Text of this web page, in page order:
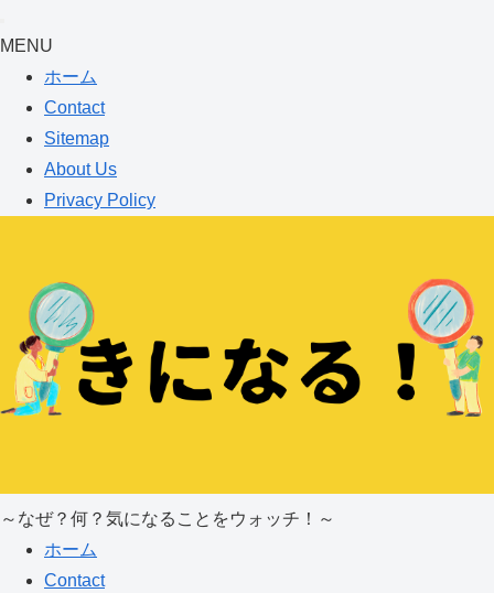
MENU
ホーム
Contact
Sitemap
About Us
Privacy Policy
～なぜ？何？気になることをウォッチ！～
ホーム
Contact